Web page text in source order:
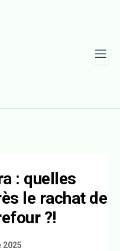
: quelles
le rachat de
?!
2025